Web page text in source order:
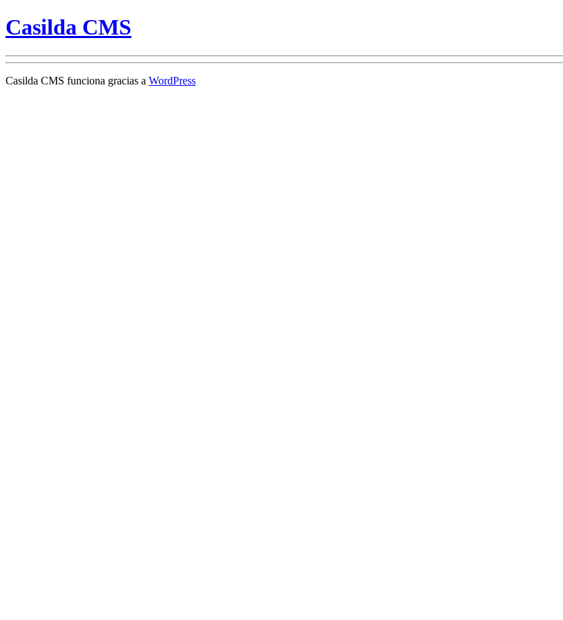
Casilda CMS
Casilda CMS funciona gracias a WordPress